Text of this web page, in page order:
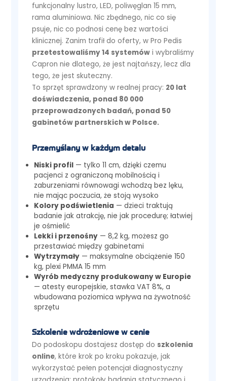
funkcjonalny lustro, LED, poliwęglan 15 mm,
rama aluminiowa. Nic zbędnego, nic co się
psuje, nic co podnosi cenę bez wartości
klinicznej. Zanim trafił do oferty, w Pro Pedis
przetestowaliśmy 14 systemówi wybraliśmy
Capron nie dlatego, że jest najtańszy, lecz dla
tego, że jest skuteczny.
To sprzęt sprawdzony w realnej pracy: 20 lat
doświadczenia, ponad 80 000
przeprowadzonych badań, ponad 50
gabinetów partnerskich w Polsce.
Przemyślany w każdym detalu
Niski profil — tylko 11 cm, dzięki czemu
pacjenci z ograniczoną mobilnością i
zaburzeniami równowagi wchodzą bez lęku,
nie mając poczucia, że stoją wysoko
Kolory podświetlenia — dzieci traktują
badanie jak atrakcję, nie jak procedurę; łatwiej
je ośmielić
Lekki i przenośny — 8,2 kg, możesz go
przestawiać między gabinetami
Wytrzymały — maksymalne obciążenie 150
kg, plexi PMMA 15 mm
Wyrób medyczny produkowany w Europie
— atesty europejskie, stawka VAT 8%, a
wbudowana poziomica wpływa na żywotność
sprzętu
Szkolenie wdrożeniowe w cenie
Do podoskopu dostajesz dostęp do szkolenia
online, które krok po kroku pokazuje, jak
wykorzystać pełen potencjał diagnostyczny